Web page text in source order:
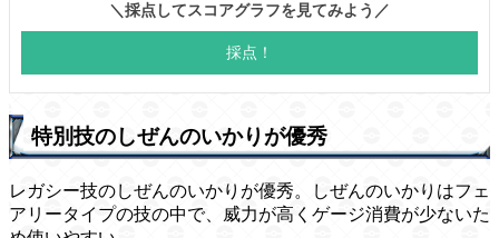
特別技のしぜんのいかりが優秀
レガシー技のしぜんのいかりが優秀。しぜんのいかりはフェ
アリータイプの技の中で、威力が高くゲージ消費が少ないた